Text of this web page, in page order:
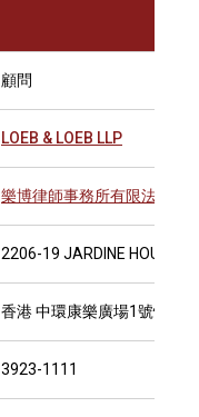
顧問
LOEB & LOEB LLP
樂博律師事務所有限法律責
2206-19 JARDINE HOUSE, 1
香港 中環康樂廣場1號怡和
3923-1111